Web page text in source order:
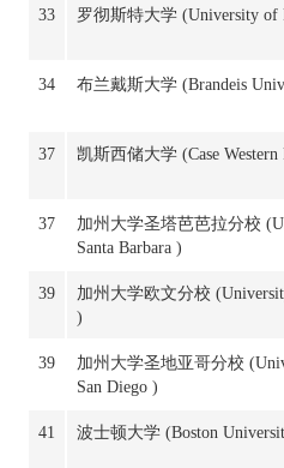
33 罗彻斯特大学 (University of
34 布兰戴斯大学 (Brandeis
37 凯斯西储大学 (Case Western
37
加州大学圣塔芭芭拉分校
Santa Barbara )
39
加州大学欧文分校
)
39
加州大学圣地亚哥分校
San Diego )
41 波士顿大学 (Boston